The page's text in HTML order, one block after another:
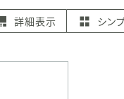
詳細表示 シン